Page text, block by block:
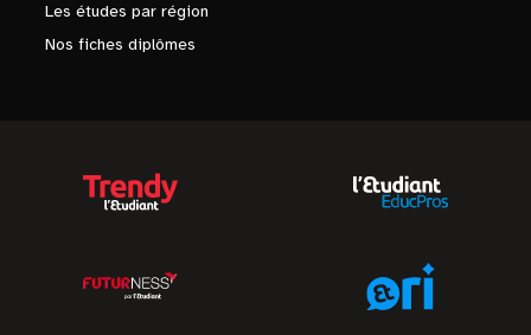
Les études par région
Nos fiches diplômes